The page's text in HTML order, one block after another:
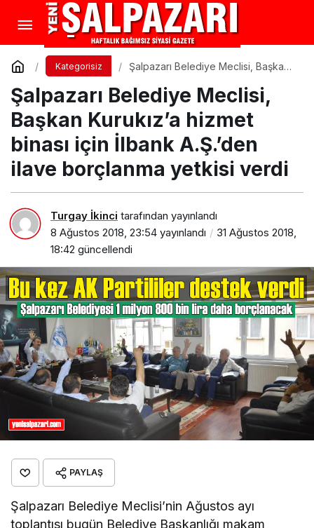
Kategorisiz
Şalpazarı Belediye Meclisi, Başkan
A.Ş.’den ilave borçlanma yetkisi
verdi
Şalpazarı Belediye Meclisi,
Başkan Kurukız’a hizmet
binası için İlbank A.Ş.’den
ilave borçlanma yetkisi verdi
Turgay İkinci tarafından yayınlandı
8 Ağustos 2018, 23:54 yayınlandı
31 Ağustos 2018,
18:42 güncellendi
PAYLAŞ
Şalpazarı Belediye Meclisi’nin Ağustos ayı
toplantısı bugün Belediye Başkanlığı makam